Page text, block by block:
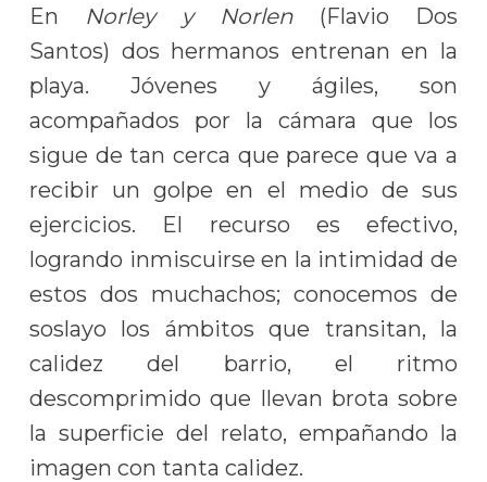
En Norley y Norlen (Flavio Dos
Santos) dos hermanos entrenan en la
playa. Jóvenes y ágiles, son
acompañados por la cámara que los
sigue de tan cerca que parece que va a
recibir un golpe en el medio de sus
ejercicios. El recurso es efectivo,
logrando inmiscuirse en la intimidad de
estos dos muchachos; conocemos de
soslayo los ámbitos que transitan, la
calidez del barrio, el ritmo
descomprimido que llevan brota sobre
la superficie del relato, empañando la
imagen con tanta calidez.